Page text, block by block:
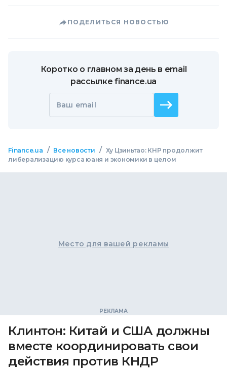
ПОДЕЛИТЬСЯ НОВОСТЬЮ
Коротко о главном за день в email
рассылке finance.ua
Ваш email
Finance.ua / Все новости / Ху Цзиньтао: КНР продолжит
либерализацию курса юаня и экономики в целом
Место для вашей рекламы
Клинтон: Китай и США должны
вместе координировать свои
действия против КНДР